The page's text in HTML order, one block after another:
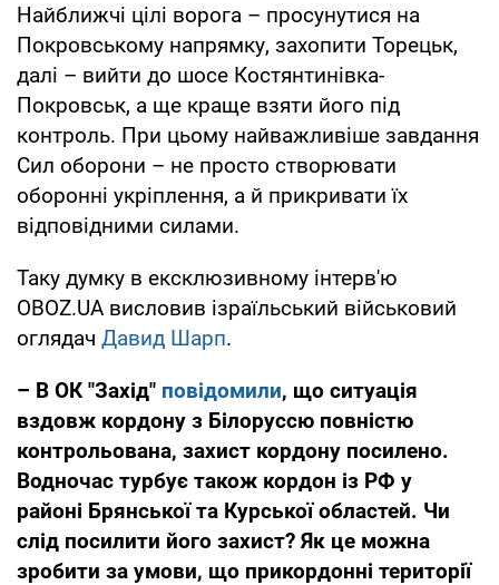
Найближчі цілі ворога – просунутися на
Покровському напрямку, захопити Торецьк,
далі – вийти до шосе Костянтинівка-
Покровськ, а ще краще взяти його під
контроль. При цьому найважливіше завдання
Сил оборони – не просто створювати
оборонні укріплення, а й прикривати їх
відповідними силами.
Таку думку в ексклюзивному інтерв'ю
OBOZ.UA висловив ізраїльський військовий
оглядач Давид Шарп.
– В ОК "Захід" повідомили, що ситуація
вздовж кордону з Білоруссю повністю
контрольована, захист кордону посилено.
Водночас турбує також кордон із РФ у
районі Брянської та Курської областей. Чи
слід посилити його захист? Як це можна
зробити за умови, що прикордонні території